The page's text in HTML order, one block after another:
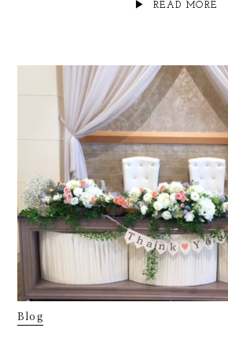
READ MORE
Blog